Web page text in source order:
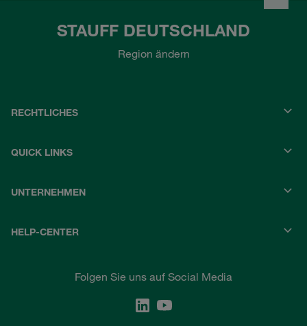
STAUFF DEUTSCHLAND
Region ändern
RECHTLICHES
QUICK LINKS
UNTERNEHMEN
HELP-CENTER
Folgen Sie uns auf Social Media